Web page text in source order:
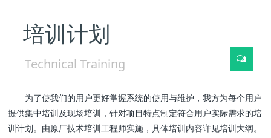
培训计划
Technical Training
为了使我们的用户更好掌握系统的使用与维护，我方为每个用户
提供集中培训及现场培训，针对项目特点制定符合用户实际需求的培
训计划。由原厂技术培训工程师实施，具体培训内容详见培训大纲。